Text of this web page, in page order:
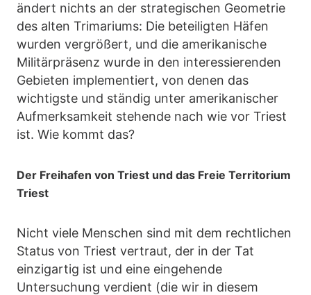
ändert nichts an der strategischen Geometrie
des alten Trimariums: Die beteiligten Häfen
wurden vergrößert, und die amerikanische
Militärpräsenz wurde in den interessierenden
Gebieten implementiert, von denen das
wichtigste und ständig unter amerikanischer
Aufmerksamkeit stehende nach wie vor Triest
ist. Wie kommt das?
Der Freihafen von Triest und das Freie Territorium
Triest
Nicht viele Menschen sind mit dem rechtlichen
Status von Triest vertraut, der in der Tat
einzigartig ist und eine eingehende
Untersuchung verdient (die wir in diesem